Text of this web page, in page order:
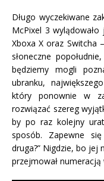
Długo wyczekiwane
McPixel 3
Xboxa X oraz Switcha
słoneczne
będziemy mogli
ubranku,
który ponownie w
rozwiązać szereg
by po raz kolejny
sposób. Zapewne
druga?” Nigdzie, bo jej
przejmował